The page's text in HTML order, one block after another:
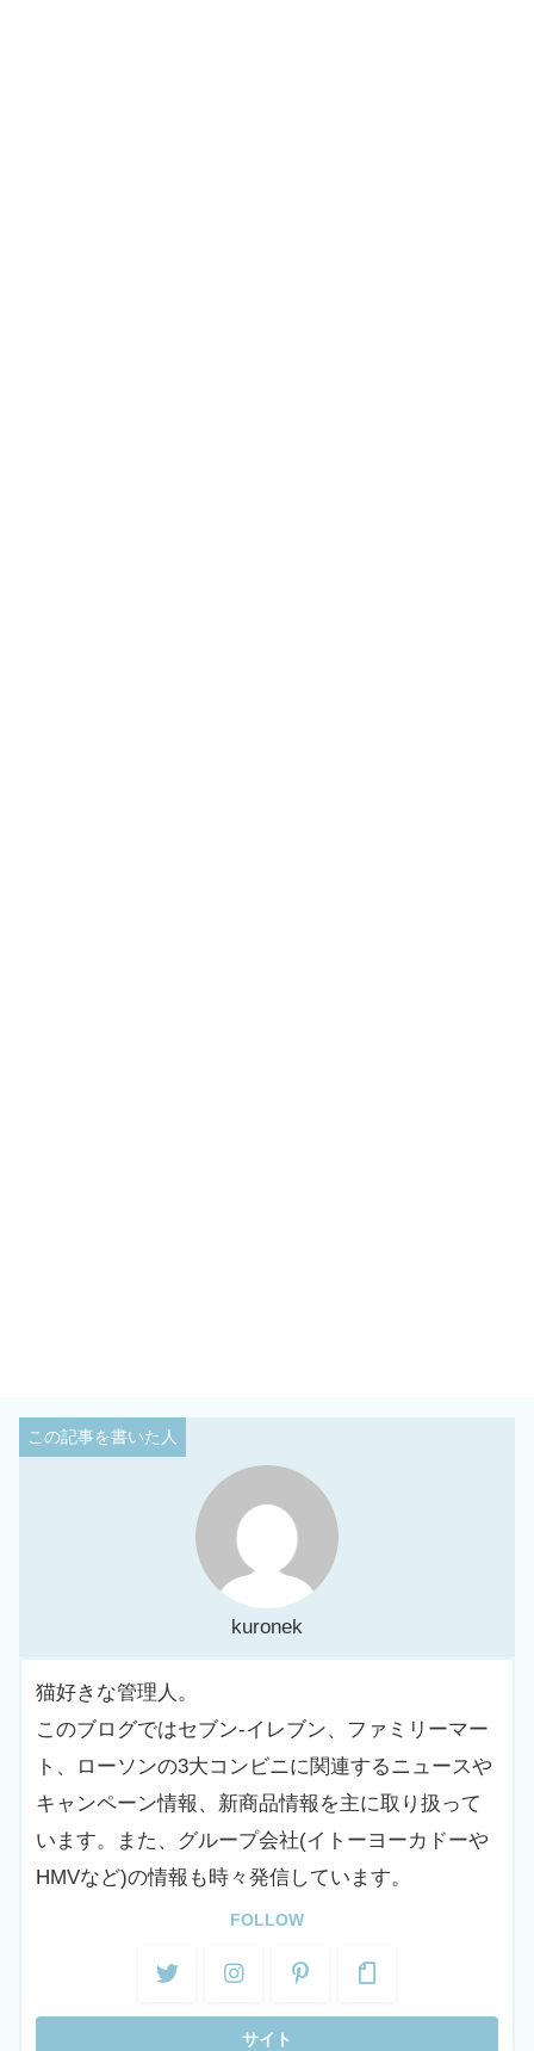
kuronek
猫好きな管理人。
このブログではセブン-イレブン、ファミリーマー
ト、ローソンの3大コンビニに関連するニュースや
キャンペーン情報、新商品情報を主に取り扱って
います。また、グループ会社(イトーヨーカドーや
HMVなど)の情報も時々発信しています。
FOLLOW